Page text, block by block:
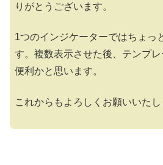
りがとうございます。
1つのインジケーターではちょっ
す。複数表示させた後、テンプレ
便利かと思います。
これからもよろしくお願いいたし